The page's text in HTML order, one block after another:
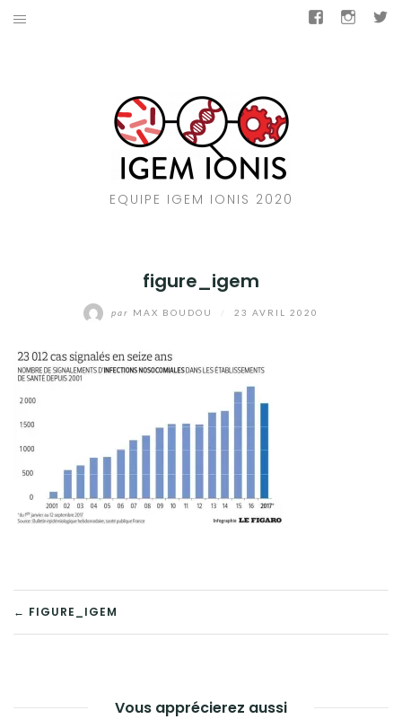
Aller
Facebook
EQUIPE IGEM IONIS 2020
figure_igem
par MAX BOUDOU 23 AVRIL 2020
NAVIGATION
← FIGURE_IGEM
Vous apprécierez aussi
SOUTENEZ-NOUS
FacebookInstagram
Twitter